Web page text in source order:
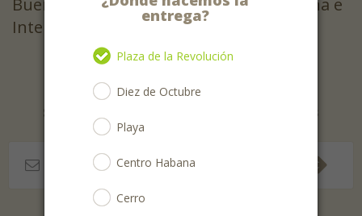
Buena comida: Cubana, Española, Italiana e
Internacional.
entrega?
Plaza de la Revolución
Diez de Octubre
Playa
Centro Habana
Cerro
Suscríbete para recibir las mejores ofertas
Sólo recibirás ofertas 1 vez por semana.